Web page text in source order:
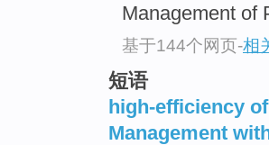
Management of
基于144个网页-相
短语
high-efficiency
Management